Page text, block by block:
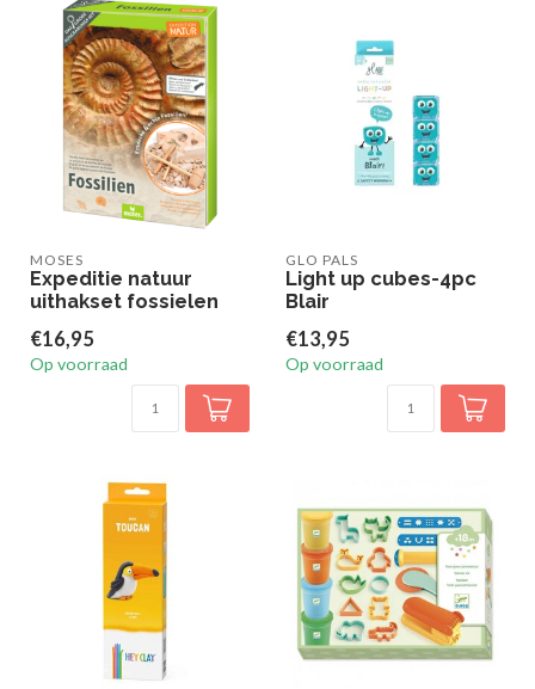
MOSES
Expeditie natuur
uithakset fossielen
€16,95
Op voorraad
GLO PALS
Light up cubes-4pc
Blair
€13,95
Op voorraad